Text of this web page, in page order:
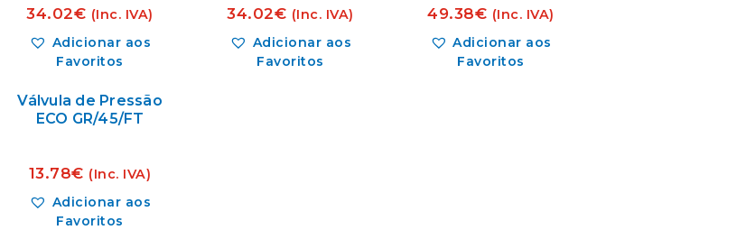
Adicionar aos
Favoritos
34.02€ (Inc. IVA)
Adicionar aos
Favoritos
34.02€ (Inc. IVA)
Adicionar aos
Favoritos
49.38€ (Inc. IVA)
Adicionar aos
Favoritos
Válvula de Pressão
ECO GR/45/FT
13.78€ (Inc. IVA)